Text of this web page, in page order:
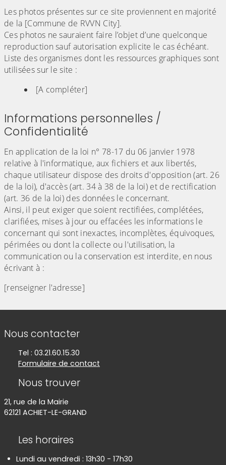
Les photos présentes sur ce site proviennent en majorité
de la [Commune de RVVN City].
Ces photos ne sauraient faire l’objet d’une quelconque
reproduction sauf autorisation explicite le cas échéant.
Liste des organismes dont les ressources graphiques sont
utilisées sur le site :
[A compléter]
Informations personnelles /
Confidentialité
En application de la loi n° 78-17 du 06 janvier 1978
relative à l'informatique, aux fichiers et aux libertés,
chaque utilisateur dispose des droits d'opposition (art. 26
de la loi), d'accès (art. 34 à 38 de la loi) et de rectification
(art. 36 de la loi) des données le concernant.
Ainsi, il peut exiger que soient rectifiées, complétées,
clarifiées, mises à jour ou effacées les informations le
concernant qui sont inexactes, incomplètes, équivoques,
périmées ou dont la collecte ou l'utilisation, la
communication ou la conservation est interdite, en nous
écrivant à :
[renseigner l'adresse]
Informations de contact
Nous contacter
Tel : 03.21.60.15.30
Formulaire de contact
Nous trouver
21, rue de la Mairie
62121 ACHIET-LE-GRAND
Les horaires
Lundi au vendredi : 13h30 - 17h30